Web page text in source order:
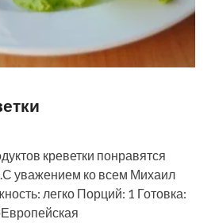
креветки понравятся
.С уважением ко всем Михаил
легко Порций: 1 Готовка: